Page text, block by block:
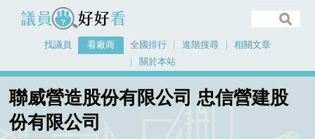
議員好好看
找議員 看廠商 全國排行 進階搜尋
相關文章
關於本站
聯威營造股份有限公司 忠信營建股
份有限公司